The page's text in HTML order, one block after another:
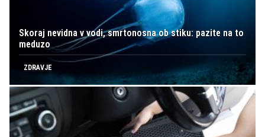
Skoraj nevidna v vodi, smrtonosna ob stiku: pazite na to
meduzo
ZDRAVJE